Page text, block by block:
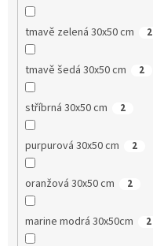
tmavě zelená 30x50 cm 2
tmavě šedá 30x50 cm 2
stříbrná 30x50 cm 2
purpurová 30x50 cm 2
oranžová 30x50 cm 2
marine modrá 30x50cm 2